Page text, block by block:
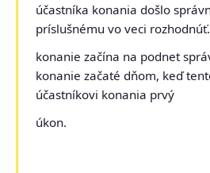
účastníka konania došlo
príslušnému vo veci
konanie začína na podnet
konanie začaté dňom, keď
účastníkovi konania prvý
úkon.